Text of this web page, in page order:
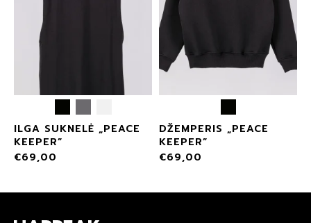
ILGA SUKNELĖ „PEACE
KEEPER”
€69,00
DŽEMPERIS „PEACE
KEEPER”
€69,00